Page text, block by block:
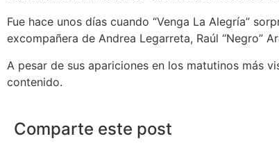
Fue hace unos días cuando “Venga La Alegría”
excompañera de Andrea Legarreta, Raúl “Negro”
A pesar de sus apariciones en los matutinos más
contenido.
Comparte este post